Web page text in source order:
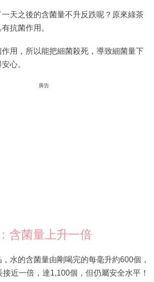
天之後的含菌量不升反跌呢？原來綠茶
抗菌作用。
用，所以能把細菌殺死，導致細菌量下
心。
廣告
含菌量上升一倍
水的含菌量由剛喝完的每毫升約600個，
近一倍，達1,100個，但仍屬安全水平！